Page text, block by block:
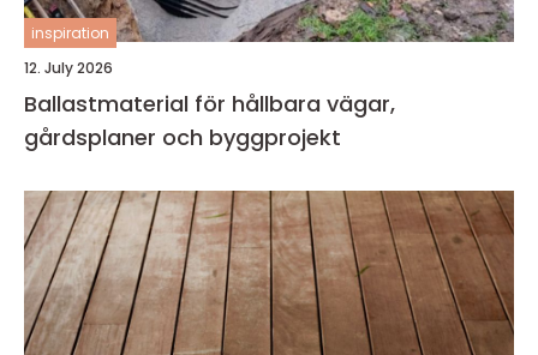
inspiration
12. July 2026
Ballastmaterial för hållbara vägar,
gårdsplaner och byggprojekt